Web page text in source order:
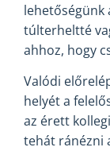
lehetőségünk
túlterheltté
ahhoz, hogy
Valódi
helyét a
az érett
tehát ránézni